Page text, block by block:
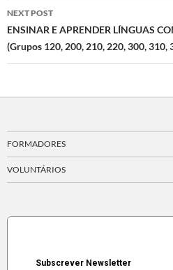
NEXT POST
ENSINAR E APRENDER LÍNGUAS
(Grupos 120, 200, 210, 220, 300, 310,
FORMADORES
VOLUNTÁRIOS